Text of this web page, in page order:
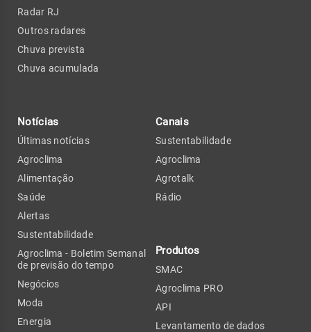
Radar RJ
Outros radares
Chuva prevista
Chuva acumulada
Notícias
Últimas notícias
Agroclima
Alimentação
Saúde
Alertas
Sustentabilidade
Agroclima - Boletim Semanal
de previsão do tempo
Negócios
Moda
Energia
Canais
Sustentabilidade
Agroclima
Agrotalk
Rádio
Produtos
SMAC
Agroclima PRO
API
Levantamento de dados